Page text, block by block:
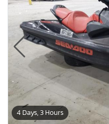
4 Days, 3 Hours